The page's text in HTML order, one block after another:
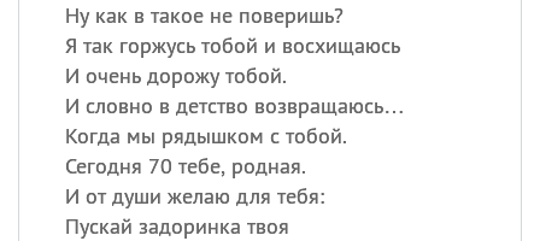
Ну как в такое не поверишь?
Я так горжусь тобой и восхищаюсь
И очень дорожу тобой.
И словно в детство возвращаюсь…
Когда мы рядышком с тобой.
Сегодня 70 тебе, родная.
И от души желаю для тебя:
Пускай задоринка твоя